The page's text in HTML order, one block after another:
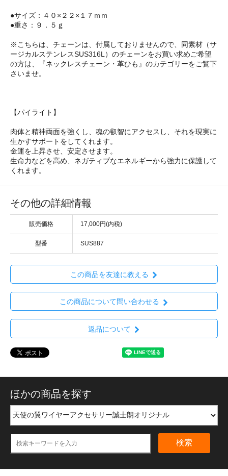
●サイズ：４０×２２×１７ｍｍ
●重さ：９．５ｇ
※こちらは、チェーンは、付属しておりませんので、同素材（サ
ージカルステンレスSUS316L）のチェーンをお買い求めご希望
の方は、『ネックレスチェーン・革ひも』のカテゴリーをご覧下
さいませ。
【パイライト】
肉体と精神両面を強くし、魂の叡智にアクセスし、それを現実に
生かすサポートをしてくれます。
金運を上昇させ、安定させます。
生命力などを高め、ネガティブなエネルギーから強力に保護して
くれます。
その他の詳細情報
販売価格 17,000円(内税)
型番 SUS887
この商品を友達に教える
この商品について問い合わせる
返品について
ほかの商品を探す
検索